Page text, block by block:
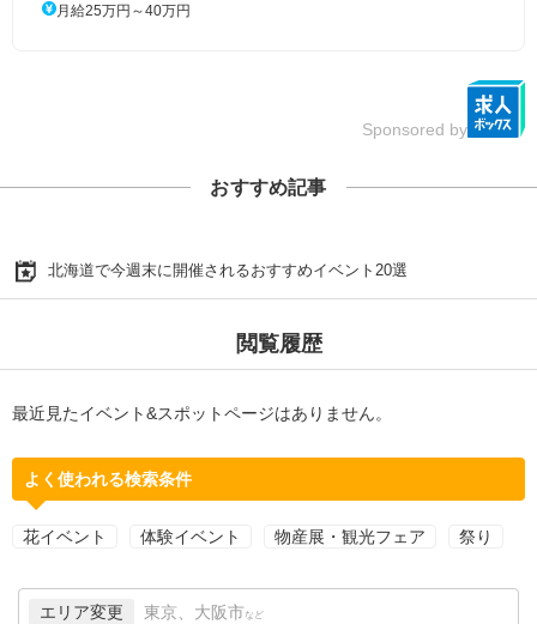
月給25万円～40万円
Sponsored by
おすすめ記事
北海道で今週末に開催されるおすすめイベント20選
閲覧履歴
最近見たイベント&スポットページはありません。
よく使われる検索条件
花イベント 体験イベント 物産展・観光フェア 祭り
エリア変更 東京、大阪市 など